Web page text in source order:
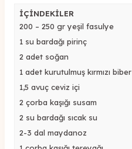
İÇİNDEKİLER
200 – 250 gr yeşil fasulye
1 su bardağı pirinç
2 adet soğan
1 adet kurutulmuş kırmızı biber
1,5 avuç ceviz içi
2 çorba kaşığı susam
2 su bardağı sıcak su
2-3 dal maydanoz